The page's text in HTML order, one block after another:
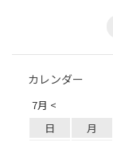
カレンダー
7月 <
日 月